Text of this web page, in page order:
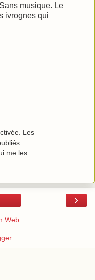
musique. Le
ivrognes qui
Les
me les
›
Web
.